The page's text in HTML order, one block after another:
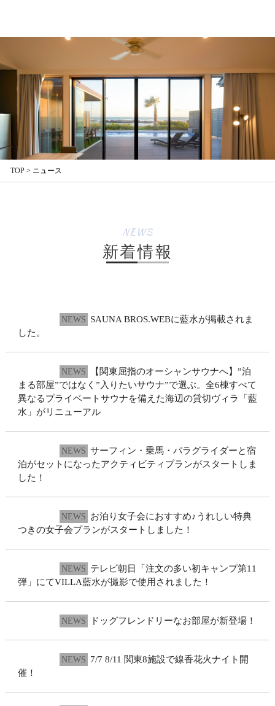
TOP> ニュース
NEWS
新着情報
NEWS SAUNA BROS.WEBに藍水が掲載されま
した。
NEWS
【関東屈指のオーシャンサウナへ】”泊
まる部屋”ではなく”入りたいサウナ”で選ぶ。全6棟すべて
異なるプライベートサウナを備えた海辺の貸切ヴィラ「藍
水」がリニューアル
NEWS サーフィン・乗馬・パラグライダーと宿
泊がセットになったアクティビティプランがスタートしま
した！
NEWS お泊り女子会におすすめ♪うれしい特典
つきの女子会プランがスタートしました！
NEWS テレビ朝日「注文の多い初キャンプ第11
弾」にてVILLA藍水が撮影で使用されました！
NEWS ドッグフレンドリーなお部屋が新登場！
NEWS 7/7 8/11 関東8施設で線香花火ナイト開
催！